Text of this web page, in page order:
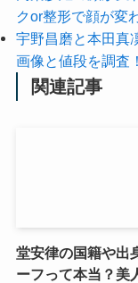
クor整形で顔が変
宇野昌磨と本田真
画像と値段を調査！
関連記事
堂安律の国籍や出
ーフって本当？美